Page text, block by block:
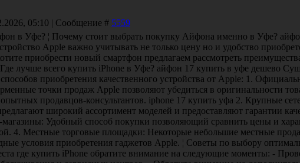
05:10 | Сообщение # 5559
в Уфе? ¦ Почему стоит выбрать покупку Айфона именно в Уфе?
Apple важно учитывать не только цену но и удобство
приобрести новый смартфон предлагаем рассмотреть
лучше всего купить iPhone в Уфе? айфон 17 купить в уфе дешево
приобретения качественного устройства от Apple: 1.
точки продаж Apple позволяют убедиться в оригинальности
продавцов-консультантов. iphone 17 купить уфа 2. Крупные
широкий ассортимент моделей и предоставляют гарантии
Удобный способ покупки позволяющий сравнить цены и
4. Местные торговые площадки: Некоторые небольшие местные
условия приобретения гаджетов Apple. ¦ Советы по выбору
где купить iPhone обратите внимание на следующие моменты: -